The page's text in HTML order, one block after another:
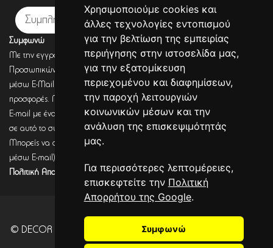
Χρησιμοποιούμε cookies και
άλλες τεχνολογίες εντοπισμού
για την βελτίωση της εμπειρίας
περιήγησης στην ιστοσελίδα μας,
για την εξατομίκευση
περιεχομένου και διαφημίσεων,
την παροχή λειτουργιών
κοινωνικών μέσων και την
ανάλυση της επισκεψιμότητάς
μας.
Για περισσότερες λεπτομέρειες,
επισκεφτείτε την Πολιτική
Απορρήτου της Google.
Συμφωνώ
Εγγραφή
Συμφωνώ
Με την εγγραφή σου, συμφωνείς με την Πολιτική Προστασίας
Προσωπικών Δεδομένων και συμφωνείς πως η DECORSEASONS μπορεί
μέσω E-Mail να στέλνει πληροφορίες για σχετικά προϊόντα, τις τρέχουσες
προσφορές. Μετά από έλεγχο από την DECORSEASONS θα λάβεις ένα
E-mail με ένα link επιβεβαίωσης (Double opt-in). Μόνο μετά από κλικ
σε αυτό το σύνδεσμο, η εγγραφή θα έχει ολοκληρωθεί.
Μπορείς να αποσύρεις τη συναίνεση (για να λαμβάνεις πληροφορίες
μέσω E-mail) οποιαδήποτε στιγμή σύμφωνα με όσα καθορίζονται στην
Πολιτική Απορρήτου.
© DECOR SEASONS - Development - Powered by
I.S.. CITYCART 2026